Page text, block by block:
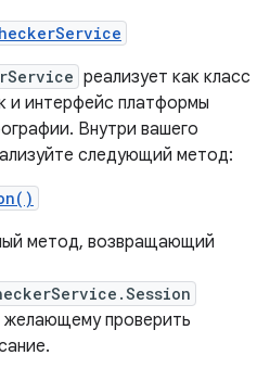
реализует как класс
и интерфейс платформы
Внутри вашего
следующий метод:
метод, возвращающий
желающему проверить